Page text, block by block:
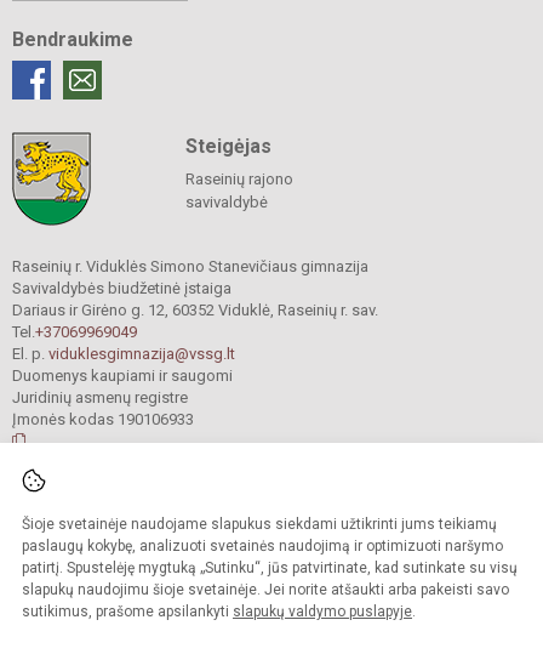
Šioje svetainėje naudojame slapukus siekdami užtikrinti jums teikiamų
paslaugų kokybę, analizuoti svetainės naudojimą ir optimizuoti naršymo
patirtį. Spustelėję mygtuką „Sutinku“, jūs patvirtinate, kad sutinkate su visų
slapukų naudojimu šioje svetainėje. Jei norite atšaukti arba pakeisti savo
sutikimus, prašome apsilankyti slapukų valdymo puslapyje.
Bendraukime
Steigėjas
Raseinių rajono
savivaldybė
Raseinių r. Viduklės Simono Stanevičiaus gimnazija
Savivaldybės biudžetinė įstaiga
Dariaus ir Girėno g. 12, 60352 Viduklė, Raseinių r. sav.
Tel.+37069969049
El. p. viduklesgimnazija@vssg.lt
Duomenys kaupiami ir saugomi
Juridinių asmenų registre
Įmonės kodas 190106933
saugomos.
Kopijuoti turinį be raštiško gimnazijos sutikimo griežtai draudžiama.
Prieinamumo paraiška Slapukų valdymas
Sumanus būdas atnaujinti